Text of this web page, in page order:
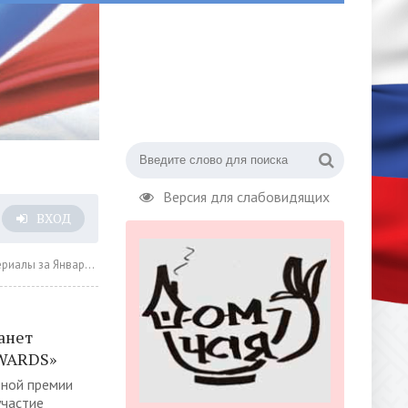
Версия для слабовидящих
ВХОД
Январь 2022 года » Страница 8
премии